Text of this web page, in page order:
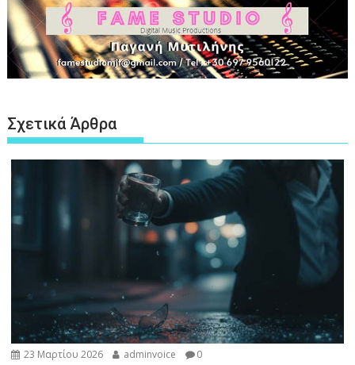
Σχετικά Άρθρα
23 Μαρτίου 2026 adminvoice 0